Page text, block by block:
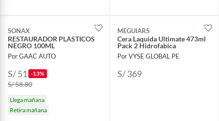
SONAX
RESTAURADOR PLASTICOS
NEGRO 100ML
Por GAAC AUTO
S/ 51 -13%
S/ 58.80
Llega mañana
Retira mañana
MEGUIARS
Cera Laquida Ultimate 473ml
Pack 2 Hidrofabica
Por VYSE GLOBAL PE
S/ 369